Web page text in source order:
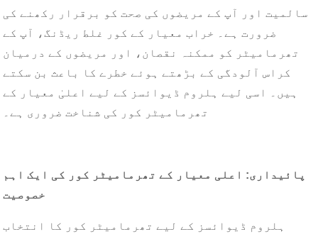
سالمیت اور آپ کے مریضوں کی صحت کو برقرار رکھنے کی
ضرورت ہے۔ خراب معیار کے کور غلط ریڈنگ، آپ کے
تھرمامیٹر کو ممکنہ نقصان، اور مریضوں کے درمیان
کراس آلودگی کے بڑھتے ہوئے خطرے کا باعث بن سکتے
ہیں۔ اسی لیے ہلروم ڈیوائسز کے لیے اعلیٰ معیار کے
تھرمامیٹر کور کی شناخت ضروری ہے۔
پائیداری: اعلی معیار کے تھرمامیٹر کور کی ایک اہم
خصوصیت
ہلروم ڈیوائسز کے لیے تھرمامیٹر کور کا انتخاب